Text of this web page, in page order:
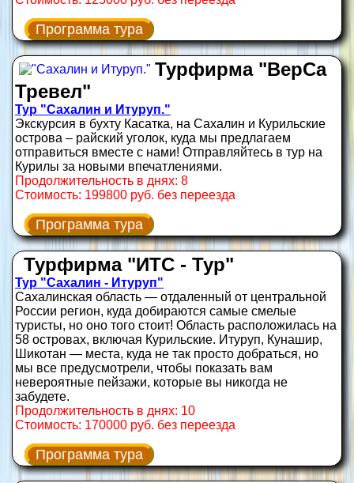
Программа тура
Турфирма "ВерСа
Тревел"
Тур "Сахалин и Итуруп."
Экскурсия в бухту Касатка, на Сахалин и Курильские
острова – райский уголок, куда мы предлагаем
отправиться вместе с нами! Отправляйтесь в тур на
Курилы за новыми впечатлениями.
Продолжительность в днях: 8
Стоимость: 199800 руб. без переезда
Программа тура
Турфирма "ИТС - Тур"
Тур "Сахалин - Итуруп"
Сахалинская область — отдаленный от центральной
России регион, куда добираются самые смелые
туристы, но оно того стоит! Область расположилась на
58 островах, включая Курильские. Итуруп, Кунашир,
Шикотан — места, куда не так просто добраться, но
мы все предусмотрели, чтобы показать вам
невероятные пейзажи, которые вы никогда не
забудете.
Продолжительность в днях: 10
Стоимость: 170000 руб. без переезда
Программа тура